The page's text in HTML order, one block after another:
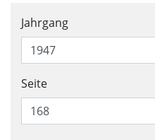
Jahrgang
Seite